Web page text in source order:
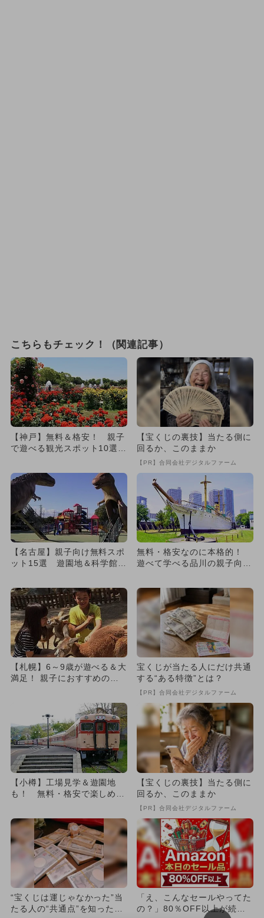
こちらもチェック！（関連記事）
【神戸】無料＆格安！ 親子
で遊べる観光スポット10選
【宝くじの裏技】当たる側に
回るか、このままか
【PR】合同会社デジタルファーム
【名古屋】親子向け無料スポ
ット15選 遊園地＆科学館＆
無料・格安なのに本格的！
遊べて学べる品川の親子向け
【札幌】6～9歳が遊べる＆大
満足！ 親子におすすめの観
宝くじが当たる人にだけ共通
する“ある特徴”とは？
【PR】合同会社デジタルファーム
【小樽】工場見学＆遊園地
も！ 無料・格安で楽しめる
【宝くじの裏技】当たる側に
回るか、このままか
【PR】合同会社デジタルファーム
“宝くじは運じゃなかった”当
たる人の“共通点”を知っただ
「え、こんなセールやってた
の？」80％OFF以上が続々